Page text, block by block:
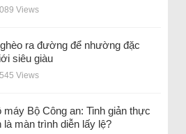
Views
ra đường để nhường đặc
siêu giàu
Views
máy Bộ Công an: Tinh giản thực
là màn trình diễn lấy lệ?